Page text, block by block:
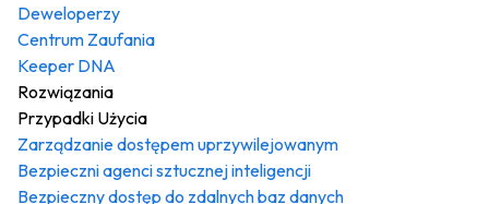
Deweloperzy
Centrum Zaufania
Keeper DNA
Rozwiązania
Przypadki Użycia
Zarządzanie dostępem uprzywilejowanym
Bezpieczni agenci sztucznej inteligencji
Bezpieczny dostęp do zdalnych baz danych